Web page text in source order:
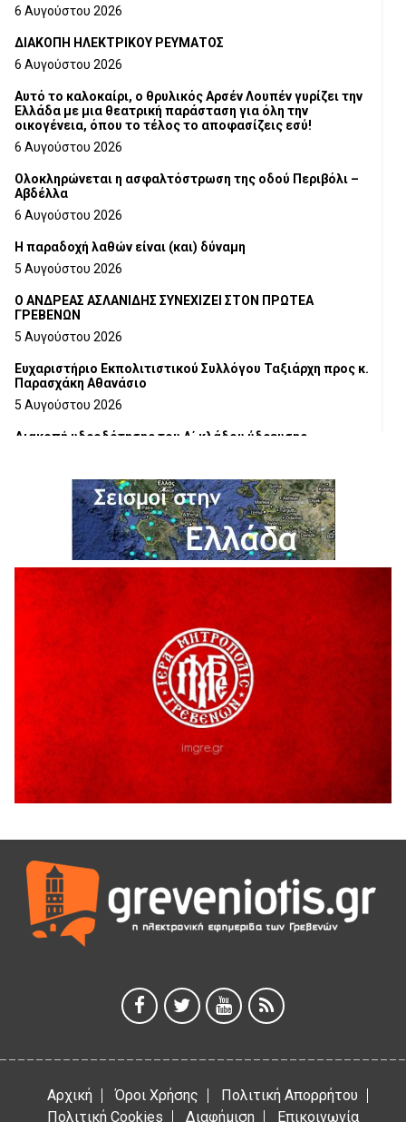
6 Αυγούστου 2026
ΔΙΑΚΟΠΗ ΗΛΕΚΤΡΙΚΟΥ ΡΕΥΜΑΤΟΣ
6 Αυγούστου 2026
Αυτό το καλοκαίρι, ο θρυλικός Αρσέν Λουπέν γυρίζει την
Ελλάδα με μια θεατρική παράσταση για όλη την
οικογένεια, όπου το τέλος το αποφασίζεις εσύ!
6 Αυγούστου 2026
Ολοκληρώνεται η ασφαλτόστρωση της οδού Περιβόλι –
Αβδέλλα
6 Αυγούστου 2026
H παραδοχή λαθών είναι (και) δύναμη
5 Αυγούστου 2026
Ο ΑΝΔΡΕΑΣ ΑΣΛΑΝΙΔΗΣ ΣΥΝΕΧΙΖΕΙ ΣΤΟΝ ΠΡΩΤΕΑ
ΓΡΕΒΕΝΩΝ
5 Αυγούστου 2026
Ευχαριστήριο Εκπολιτιστικού Συλλόγου Ταξιάρχη προς κ.
Παρασχάκη Αθανάσιο
5 Αυγούστου 2026
Διακοπή υδροδότησης του Α΄ κλάδου ύδρευσης
Η Marseaux στα Γρεβενά για μια μοναδική συναυλία
5 Αυγούστου 2026
Θερινό Σινεμά στο πλαίσιο του «Πολιτιστικού
Καλοκαιριού 2026» με την βραβευμένη ταινία «Μικρές
Ανάσες».
5 Αυγούστου 2026
Γρεβενά: Συνελήφθη 18χρονος αλλοδαπός, για κλοπή
εξοπλισμού γυμναστηρίου
ΑΗ ΛΑΟΣ | 5 Αυγούστου | Υπαίθριο Θέατρο “Καστράκι”,
41η Γιορτή Κρασιού στο Τρίκωμο – «Γιορτή Παράδοσης»
5 Αυγούστου 2026
ΕΥΧΑΡΙΣΤΙΕΣ Φυσιολατρικού Συλλόγου Γρεβενών
4 Αυγούστου 2026
Έκτακτη χρηματοδότηση 400.000€ για επιπλέον εργασίες
Αρχική Όροι Χρήσης
Πολιτική Απορρήτου
Πολιτική Cookies
Διαφήμιση Επικοινωνία